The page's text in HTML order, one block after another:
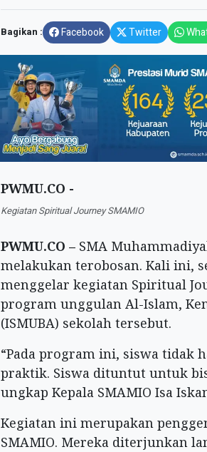
Bagikan : Facebook Twitter
PWMU.CO -
Kegiatan Spiritual Journey SMAMIO
PWMU.CO – SMA
melakukan terobosan. Kali ini,
menggelar kegiatan Spiritual
program unggulan Al-Islam,
(ISMUBA) sekolah tersebut.
“Pada program ini, siswa tidak
praktik. Siswa dituntut untuk
ungkap Kepala SMAMIO Isa
Kegiatan ini merupakan
SMAMIO. Mereka diterjunkan